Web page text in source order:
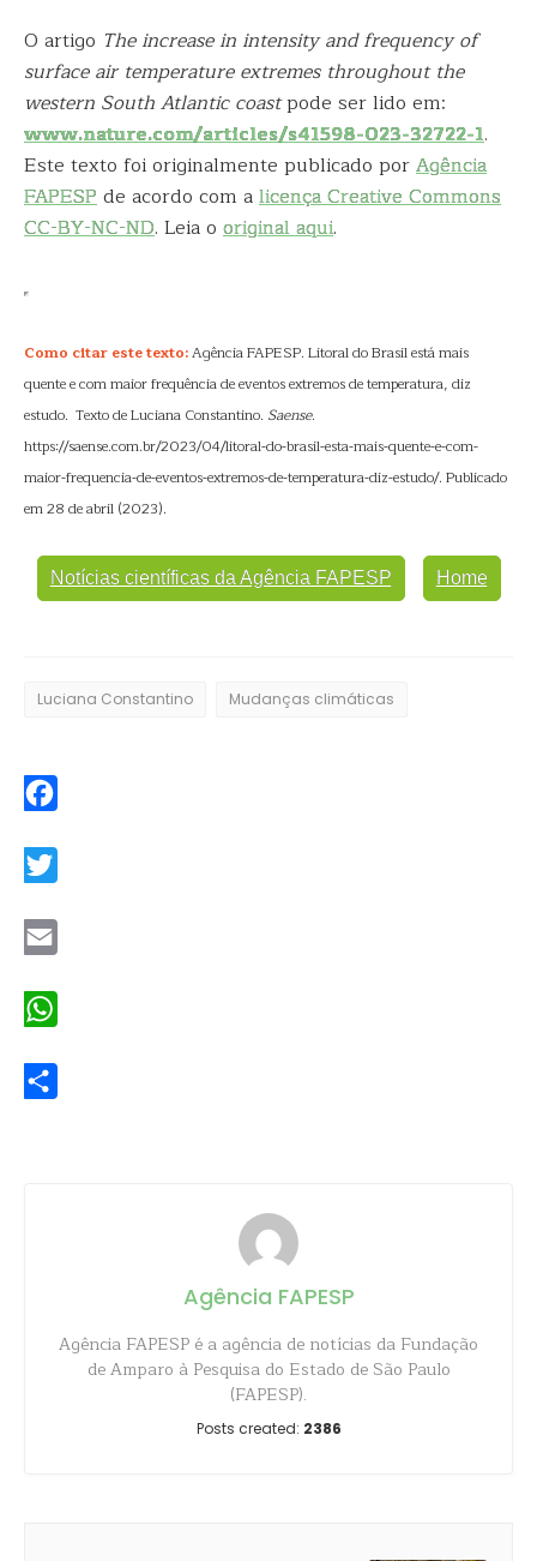
O artigo The increase in intensity and frequency of
surface air temperature extremes throughout the
western South Atlantic coastpode ser lido em:
www.nature.com/articles/s41598-023-32722-1.
Este texto foi originalmente publicado porAgência
FAPESPde acordo com alicença Creative Commons
CC-BY-NC-ND. Leia o original aqui.
Como citar este texto:Agência FAPESP. Litoral do Brasil está mais
quente e com maior frequência de eventos extremos de temperatura, diz
estudo. Texto de Luciana Constantino. Saense.
https://saense.com.br/2023/04/litoral-do-brasil-esta-mais-quente-e-com-
maior-frequencia-de-eventos-extremos-de-temperatura-diz-estudo/. Publicado
em 28 de abril (2023).
Notícias científicas da Agência FAPESP Home
Luciana Constantino Mudanças climáticas
Agência FAPESP
Agência FAPESP é a agência de notícias da Fundação
de Amparo à Pesquisa do Estado de São Paulo
(FAPESP).
Posts created: 2386